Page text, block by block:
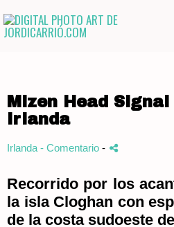
Mizen Head
Irlanda
Irlanda - Comentario -
Recorrido por los
la isla Cloghan con
de la costa sudoeste